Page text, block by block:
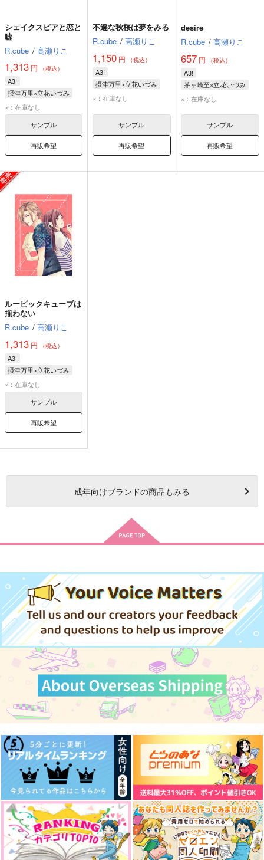
シェイクスピアと恋と
嘘
R.cube / 高瀬りこ
1,313 円 （税込）
A3!
摂津万里×立花いづみ
摂津万里
×：在庫なし
サンプル
再販希望
不遜な秋桜は夢をみる
R.cube / 高瀬りこ
1,150 円 （税込）
A3!
摂津万里×立花いづみ
摂津万里
×：在庫なし
サンプル
再販希望
desire
R.cube / 高瀬りこ
657円 （税込）
A3!
茅ヶ崎至×立花いづみ
摂津万里
×：在庫なし
サンプル
再販希望
ルービックキューブは
揃わない
R.cube / 高瀬りこ
1,313 円 （税込）
A3!
摂津万里×立花いづみ
摂津万里
×：在庫なし
サンプル
再販希望
成年向けブランドの商品もみる